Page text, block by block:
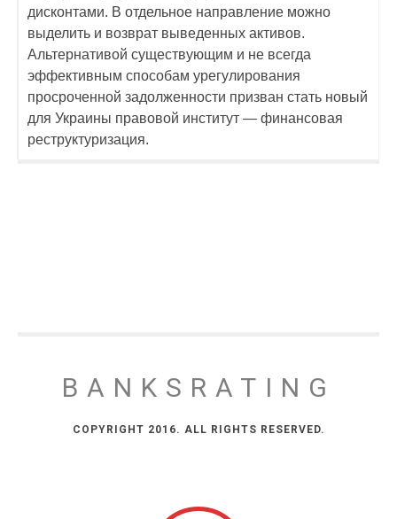
дисконтами. В отдельное направление можно
выделить и возврат выведенных активов.
Альтернативой существующим и не всегда
эффективным способам урегулирования
просроченной задолженности призван стать новый
для Украины правовой институт — финансовая
реструктуризация.
BANKSRATING
COPYRIGHT 2016. ALL RIGHTS RESERVED.